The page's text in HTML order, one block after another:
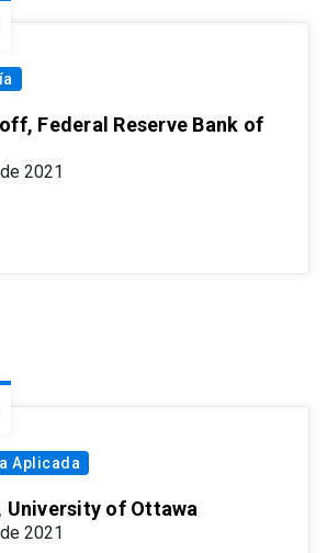
Federal Reserve Bank of
2021
Aplicada
University of Ottawa
2021